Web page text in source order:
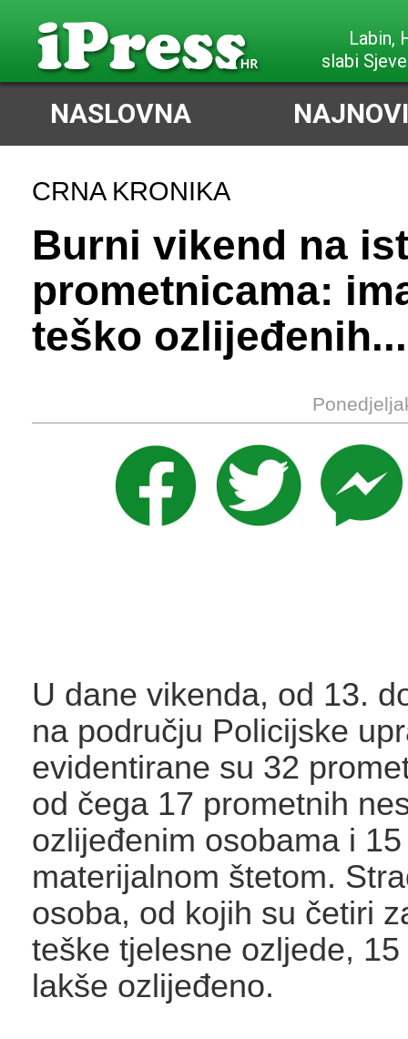
slabi
NASLOVNA
CRNA KRONIKA
Burni vikend na
prometnicama:
teško ozlijeđenih...
U dane vikenda, od 13.
na području Policijske
evidentirane su 32
od čega 17 prometnih
ozlijeđenim osobama i
materijalnom štetom.
osoba, od kojih su četiri
teške tjelesne ozljede,
lakše ozlijeđeno.